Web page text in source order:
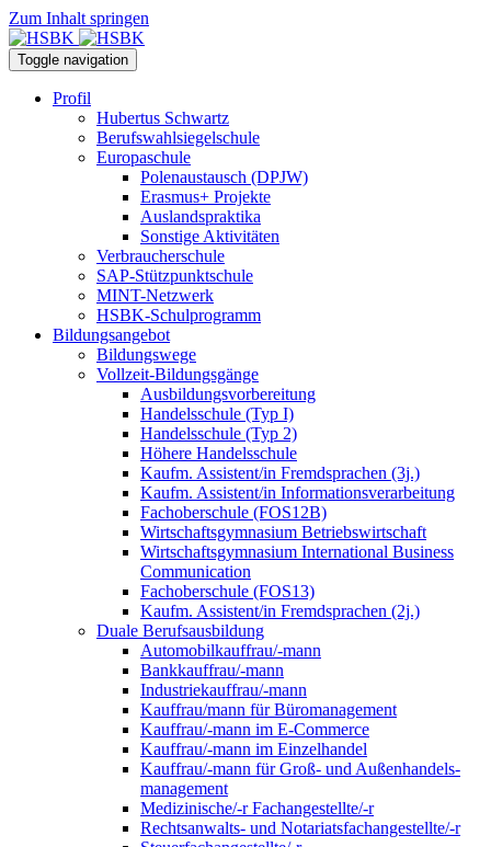
Zum Inhalt springen
Toggle navigation
Profil
Hubertus Schwartz
Berufswahlsiegelschule
Europaschule
Polenaustausch (DPJW)
Erasmus+ Projekte
Auslandspraktika
Sonstige Aktivitäten
Verbraucherschule
SAP-Stützpunktschule
MINT-Netzwerk
HSBK-Schulprogramm
Bildungsangebot
Bildungswege
Vollzeit-Bildungsgänge
Ausbildungsvorbereitung
Handelsschule (Typ I)
Handelsschule (Typ 2)
Höhere Handelsschule
Kaufm. Assistent/in­ Fremdsprachen (3j.)
Kaufm. Assistent/in Informationsverarbeitung
Fachoberschule (FOS12B)
Wirtschaftsgymnasium Betriebswirtschaft
Wirtschaftsgymnasium International Business
Communication
Fachoberschule (FOS13)
Kaufm. Assistent/in Fremdsprachen (2j.)
Duale Berufsausbildung
Automobilkauffrau/-mann
Bankkauffrau/-mann
Industriekauffrau/-mann
Kauffrau/mann für Büromanagement
Kauffrau/-mann im E-Commerce
Kauffrau/-mann im Einzelhandel
Kauffrau/-mann für Groß- und Außen­handels­
manage­ment
Medizinische/-r Fachangestellte/-r
Rechtsanwalts- und Notariatsfachangestellte/-r